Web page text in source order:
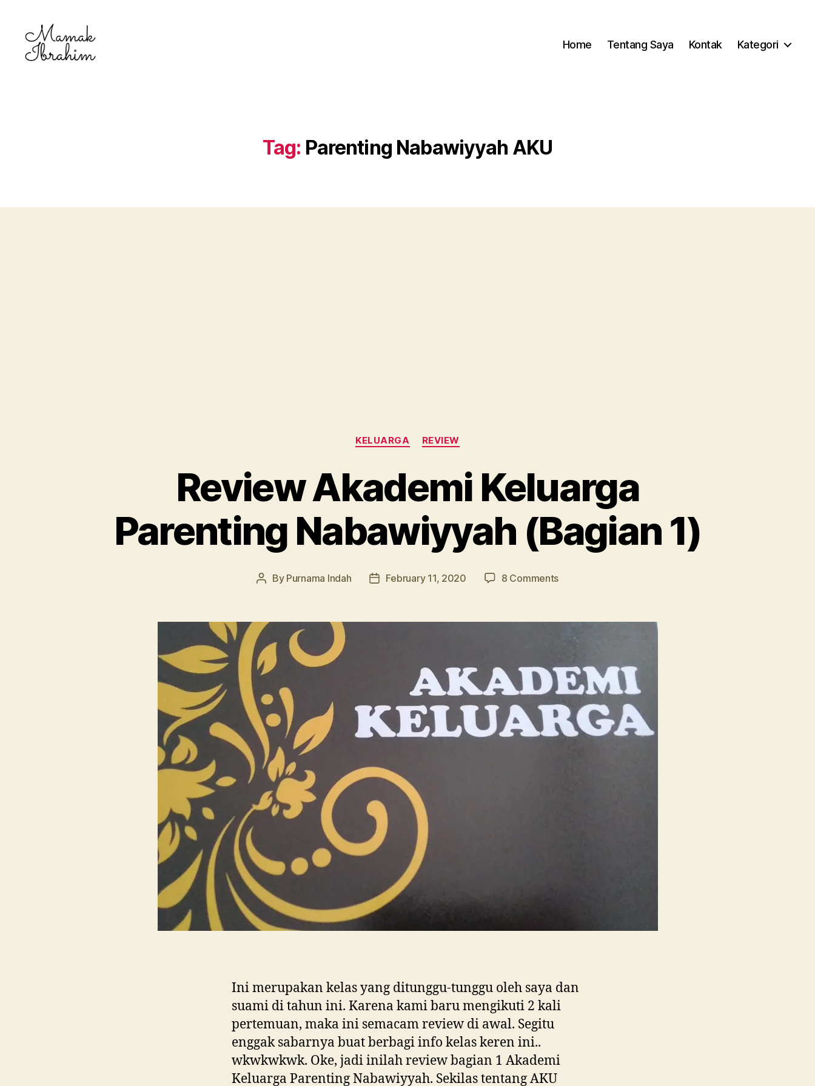
Home Tentang Saya Kontak Kategori
Tag: Parenting Nabawiyyah AKU
Categories
KELUARGA REVIEW
Review Akademi Keluarga
Parenting Nabawiyyah (Bagian 1)
Post
By Purnama Indah
PostFebruary 11, 2020 8 Commentson
Keluarga
Parenting
(Bagian
1)
Ini merupakan kelas yang ditunggu-tunggu oleh saya dan
suami di tahun ini. Karena kami baru mengikuti 2 kali
pertemuan, maka ini semacam review di awal. Segitu
enggak sabarnya buat berbagi info kelas keren ini..
wkwkwkwk. Oke, jadi inilah review bagian 1 Akademi
Keluarga Parenting Nabawiyyah. Sekilas tentang AKU